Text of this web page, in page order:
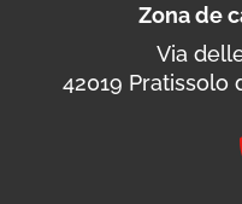
Zona de
Via
42019 Pratissolo